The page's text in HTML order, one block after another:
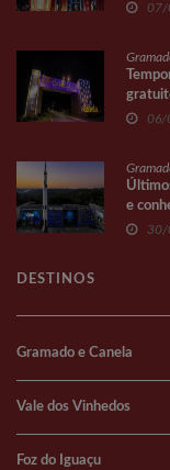
07/
06/
e
30/
DESTINOS
Gramado e Canela
Vale dos Vinhedos
Foz do Iguaçu